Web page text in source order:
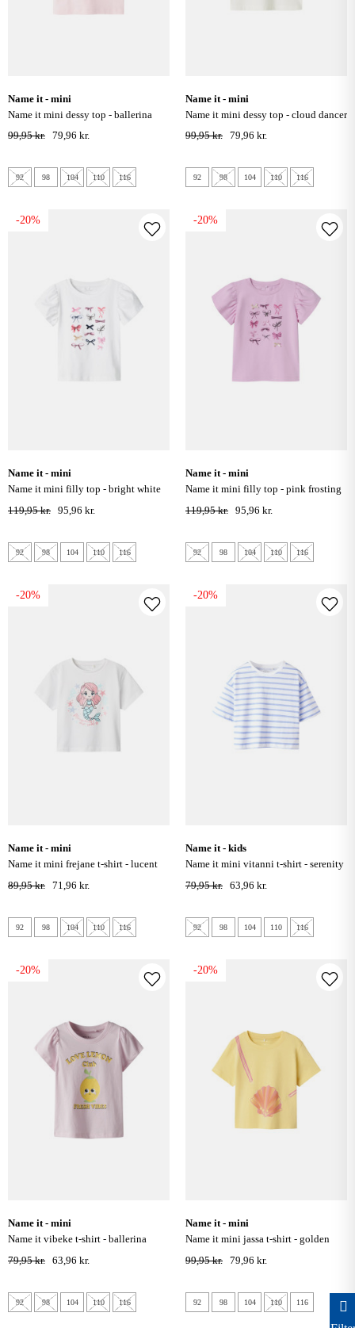
name it - mini
name it mini dessy top - ballerina
99,95 kr. 79,96 kr.
92 98 104 110 116
name it - mini
name it mini dessy top - cloud dancer
99,95 kr. 79,96 kr.
92 98 104 110 116
-20%
name it - mini
name it mini filly top - bright white
119,95 kr. 95,96 kr.
92 98 104 110 116
-20%
name it - mini
name it mini filly top - pink frosting
119,95 kr. 95,96 kr.
92 98 104 110 116
-20%
name it - mini
name it mini frejane t-shirt - lucent
white
89,95 kr. 71,96 kr.
92 98 104 110 116
-20%
name it - kids
name it mini vitanni t-shirt - serenity
79,95 kr. 63,96 kr.
92 98 104 110 116
-20%
name it - mini
name it vibeke t-shirt - ballerina
79,95 kr. 63,96 kr.
92 98 104 110 116
-20%
name it - mini
name it mini jassa t-shirt - golden
haze
99,95 kr. 79,96 kr.
92 98 104 110 116